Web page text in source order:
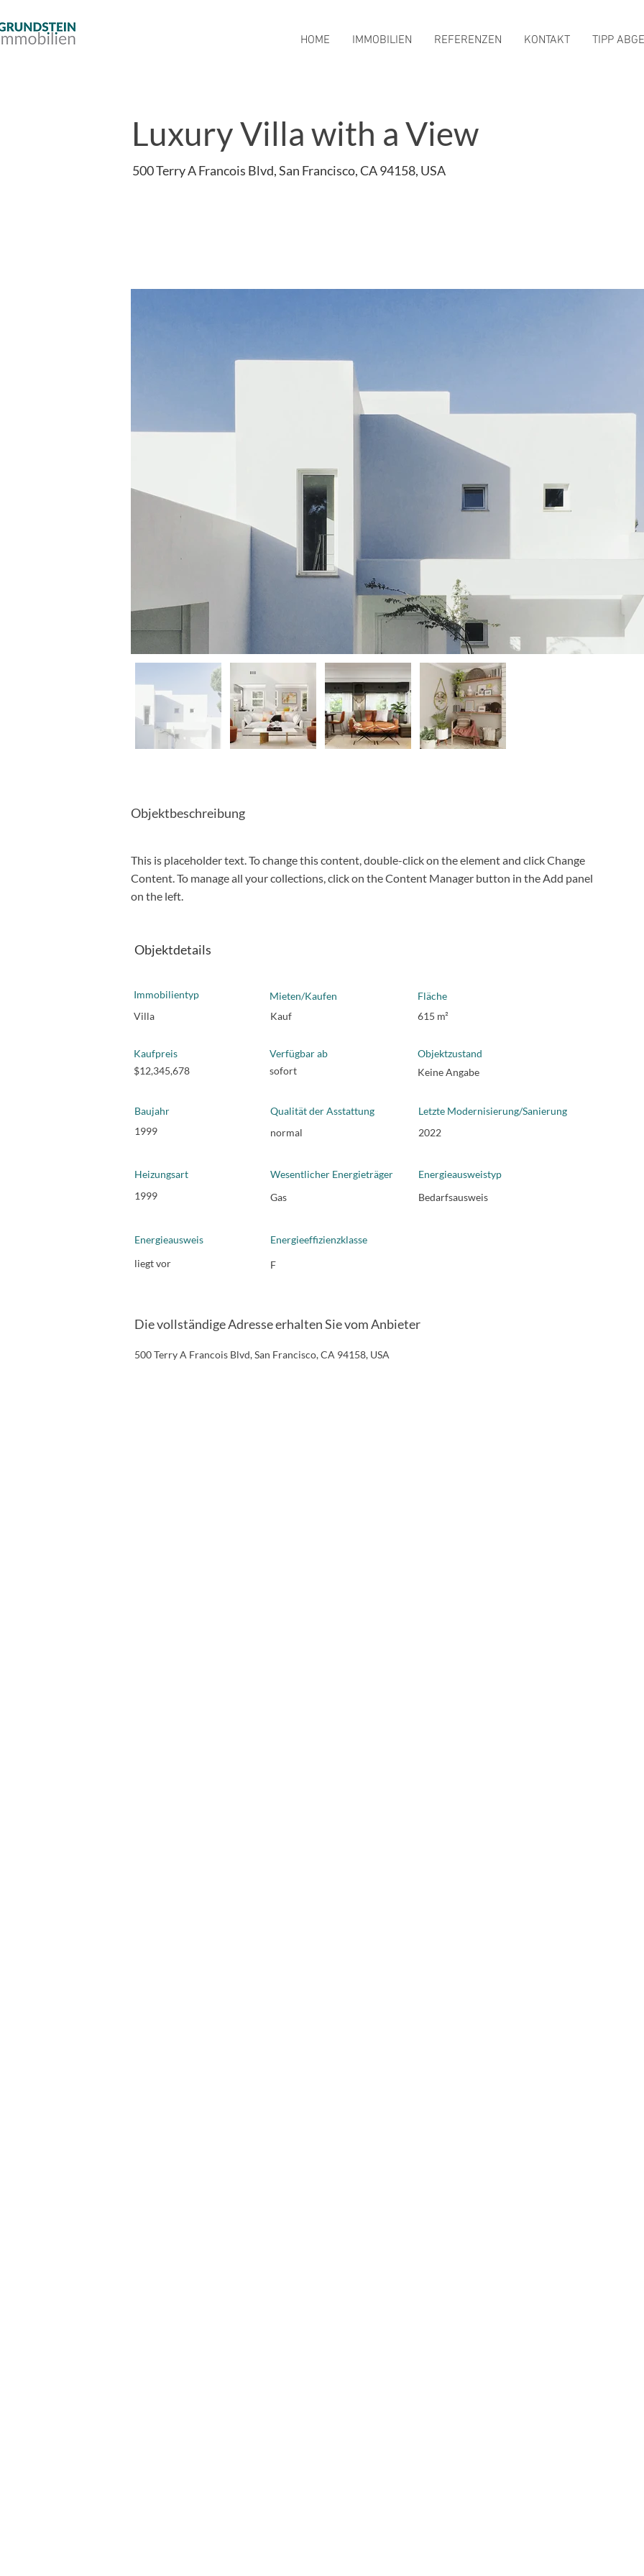
HOME IMMOBILIEN REFERENZEN KONTAKT TIPP
Luxury Villa with a View
500 Terry A Francois Blvd, San Francisco, CA 94158, USA
Objektbeschreibung
This is placeholder text. To change this content, double-click on the element and click Change
Content. To manage all your collections, click on the Content Manager button in the Add panel
on the left.
Objektdetails
Immobilientyp
Villa
Mieten/Kaufen
Kauf
Kaufpreis
$12,345,678
Verfügbar ab
sofort
Baujahr
1999
Qualität der Asstattung
normal
Fläche
615 m²
Objektzustand
Keine Angabe
Letzte Modernisierung/Sanierung
2022
Heizungsart
1999
Wesentlicher Energieträger
Gas
Energieausweistyp
Bedarfsausweis
Energieausweis
liegt vor
Energieeffizienzklasse
F
Die vollständige Adresse erhalten Sie vom Anbieter
500 Terry A Francois Blvd, San Francisco, CA 94158, USA